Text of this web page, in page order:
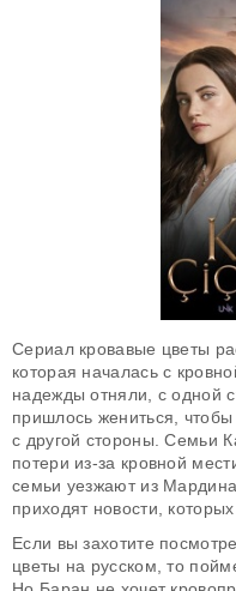
Сериал кровавые цветы
которая началась с
надежды отняли, с одной
пришлось жениться, чтобы
с другой стороны. Семьи
потери из-за кровной
семьи уезжают из
приходят новости,
Если вы захотите
цветы на русском, то